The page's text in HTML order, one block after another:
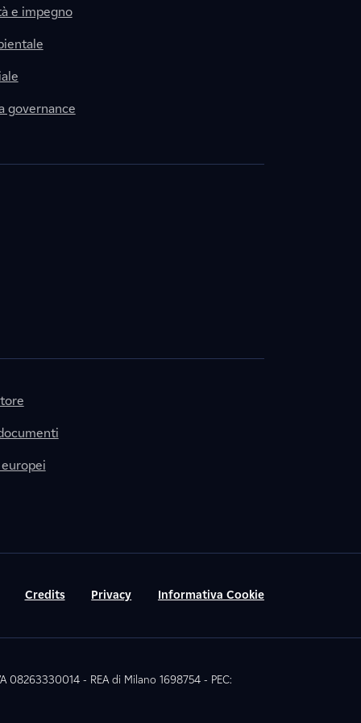
e impegno
governance
Credits Privacy Informativa Cookie
08263330014 - REA di Milano 1698754 - PEC: